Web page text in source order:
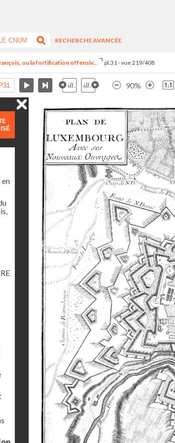
RECHERCHE AVANCÉE
ou la fortification offensiv... pl.31 - vue 219/408
90%
en